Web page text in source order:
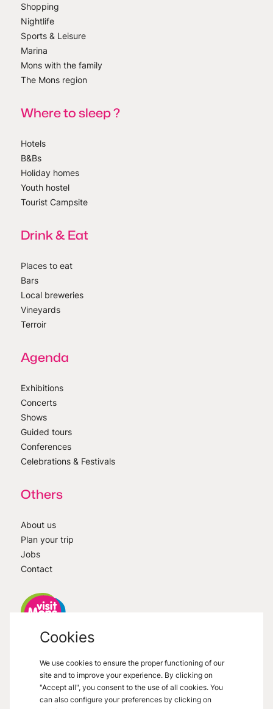
Shopping
Nightlife
Sports & Leisure
Marina
Mons with the family
The Mons region
Where to sleep ?
Hotels
B&Bs
Holiday homes
Youth hostel
Tourist Campsite
Drink & Eat
Places to eat
Bars
Local breweries
Vineyards
Terroir
Agenda
Exhibitions
Concerts
Shows
Guided tours
Conferences
Celebrations & Festivals
Others
About us
Plan your trip
Jobs
Contact
Grand Place 27, 7000 Mons
Cookies
We use cookies to ensure the proper functioning of our
site and to improve your experience. By clicking on
"Accept all", you consent to the use of all cookies. You
can also configure your preferences by clicking on